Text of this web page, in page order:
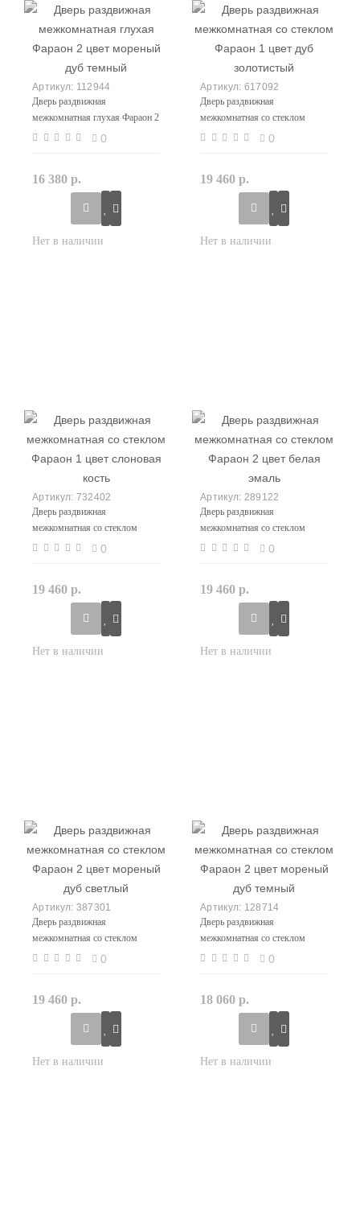
112944
Дверь раздвижная
межкомнатная глухая Фараон 2
цвет мореный дуб темный
0
16 380 р.
617092
Дверь раздвижная
межкомнатная со стеклом
Фараон 1 цвет дуб золотистый
0
19 460 р.
732402
Дверь раздвижная
межкомнатная со стеклом
Фараон 1 цвет слоновая кость
0
19 460 р.
289122
Дверь раздвижная
межкомнатная со стеклом
Фараон 2 цвет белая эмаль
0
19 460 р.
387301
Дверь раздвижная
межкомнатная со стеклом
Фараон 2 цвет мореный дуб
0
19 460 р.
128714
Дверь раздвижная
межкомнатная со стеклом
Фараон 2 цвет мореный дуб
0
18 060 р.